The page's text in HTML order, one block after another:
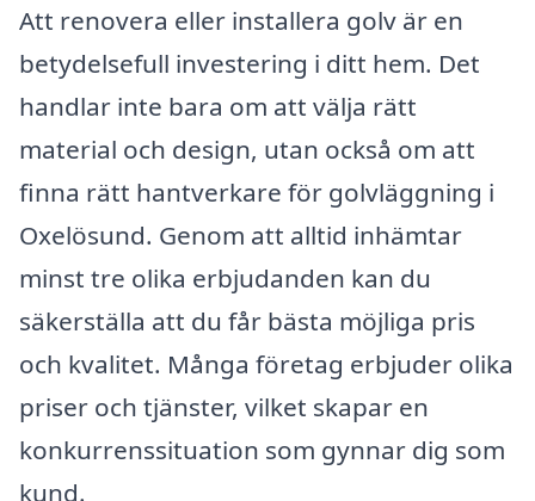
Att renovera eller installera golv är en
betydelsefull investering i ditt hem. Det
handlar inte bara om att välja rätt
material och design, utan också om att
finna rätt hantverkare för golvläggning i
Oxelösund. Genom att alltid inhämtar
minst tre olika erbjudanden kan du
säkerställa att du får bästa möjliga pris
och kvalitet. Många företag erbjuder olika
priser och tjänster, vilket skapar en
konkurrenssituation som gynnar dig som
kund.